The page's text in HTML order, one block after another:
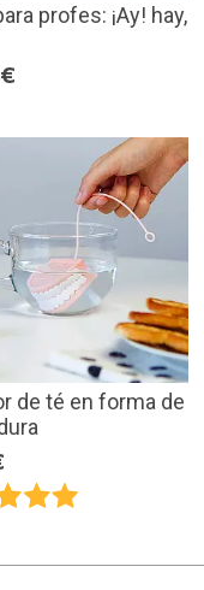
profes: ¡Ay! hay,
de té en forma de